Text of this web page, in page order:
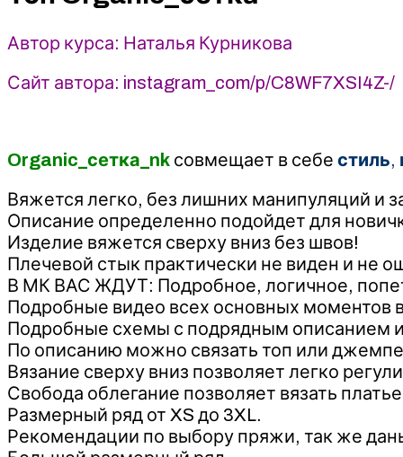
(2024)
Автор курса: Наталья Курникова
Сайт автора: instagram_com/p/C8WF7XSI4Z-/
Organic_сетка_nk совмещает в себе стиль,
Вяжется легко, без лишних манипуляций и
Описание определенно подойдет для
Изделие вяжется сверху вниз без швов!
Плечевой стык практически не виден и не
В МК ВАС ЖДУТ: Подробное, логичное,
Подробные видео всех основных моментов
Подробные схемы с подрядным описанием
По описанию можно связать топ или
Вязание сверху вниз позволяет легко
Свобода облегание позволяет вязать
Размерный ряд от XS до 3XL.
Рекомендации по выбору пряжи, так же